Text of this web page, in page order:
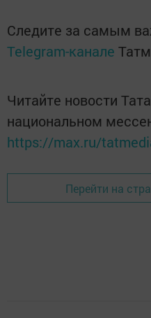
Следите за самым
Telegram-канале
Читайте новости
национальном
https://max.ru/
Перейти на